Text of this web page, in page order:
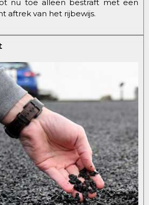
nu toe alleen bestraft met een
aftrek van het rijbewijs.